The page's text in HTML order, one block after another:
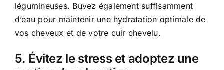
légumineuses. Buvez également suffisamment
d’eau pour maintenir une hydratation optimale de
vos cheveux et de votre cuir chevelu.
5. Évitez le stress et adoptez une